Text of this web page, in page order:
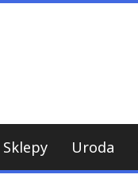
Sklepy Uroda